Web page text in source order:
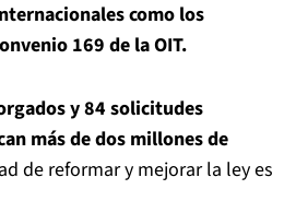
como los
169 de la OIT.
y 84 solicitudes
más de dos millones de
de reformar y mejorar la ley es